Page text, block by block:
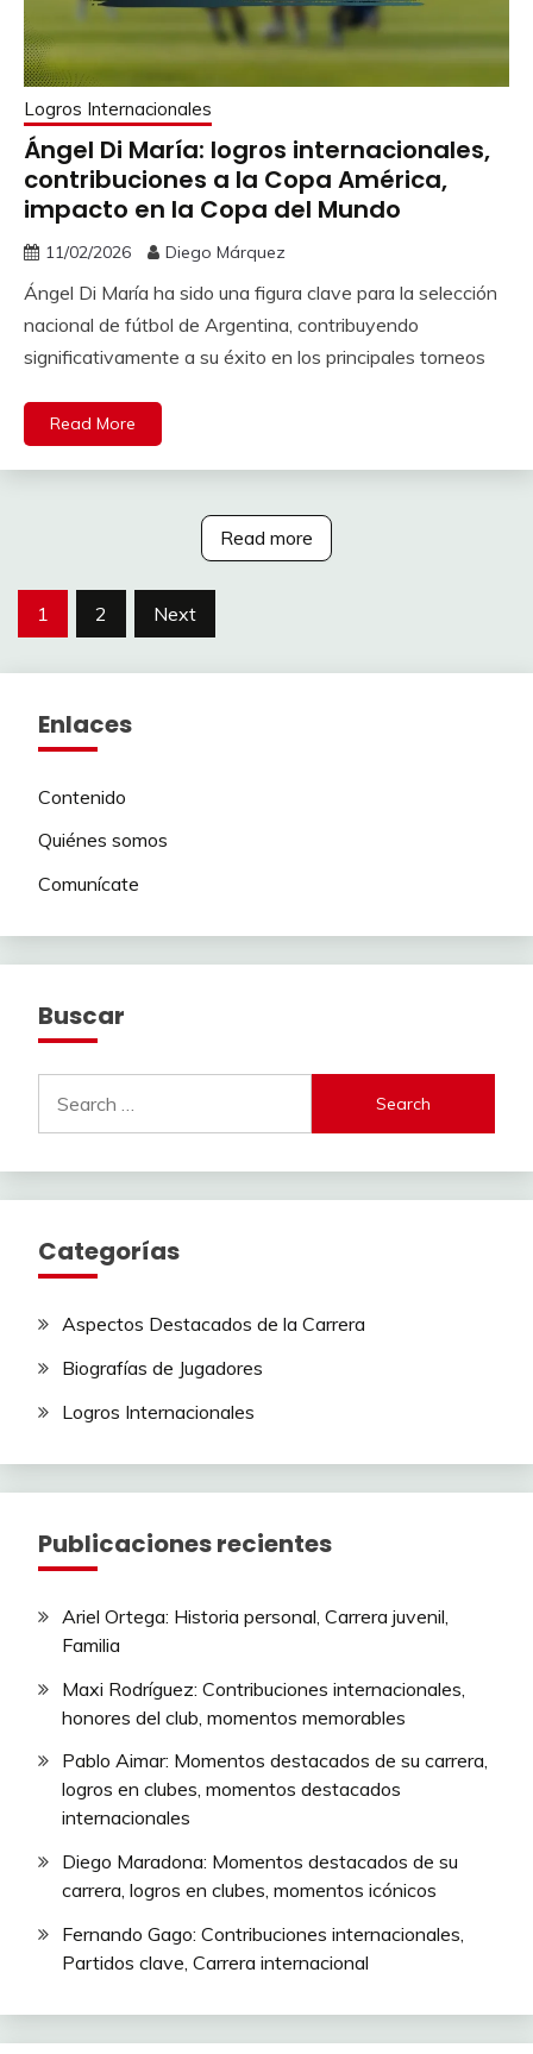
Logros Internacionales
Ángel Di María: logros internacionales,
contribuciones a la Copa América,
impacto en la Copa del Mundo
11/02/2026 Diego Márquez
Ángel Di María ha sido una figura clave para la selección
nacional de fútbol de Argentina, contribuyendo
significativamente a su éxito en los principales torneos
Read More
Read more
Posts
1 2 Next
Enlaces
Contenido
Quiénes somos
Comunícate
Buscar
for:
Categorías
Aspectos Destacados de la Carrera
Biografías de Jugadores
Logros Internacionales
Publicaciones recientes
Ariel Ortega: Historia personal, Carrera juvenil,
Familia
Maxi Rodríguez: Contribuciones internacionales,
honores del club, momentos memorables
Pablo Aimar: Momentos destacados de su carrera,
logros en clubes, momentos destacados
internacionales
Diego Maradona: Momentos destacados de su
carrera, logros en clubes, momentos icónicos
Fernando Gago: Contribuciones internacionales,
Partidos clave, Carrera internacional